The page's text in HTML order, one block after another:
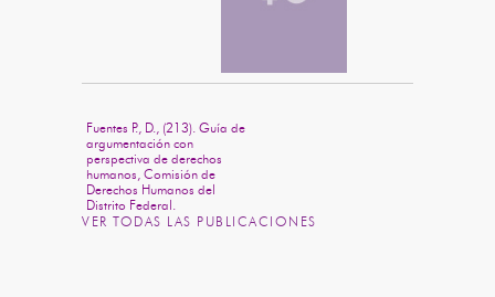
Fuentes P., D., (213). Guía de
argumentación con
perspectiva de derechos
humanos, Comisión de
Derechos Humanos del
Distrito Federal.
VER TODAS LAS PUBLICACIONES